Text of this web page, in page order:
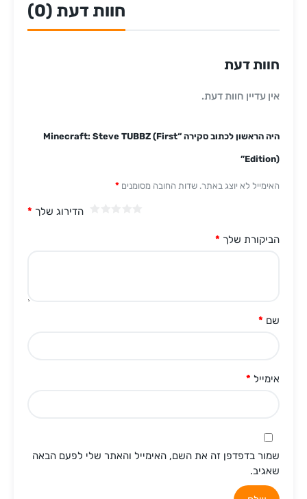
חוות דעת (0)
חוות דעת
אין עדיין חוות דעת.
היה הראשון לכתוב סקירה “Minecraft: Steve TUBBZ (First
Edition)”
האימייל לא יוצג באתר. שדות החובה מסומנים *
הדירוג שלך *
הביקורת שלך *
שם *
אימייל *
שמור בדפדפן זה את השם, האימייל והאתר שלי לפעם הבאה
שאגיב.